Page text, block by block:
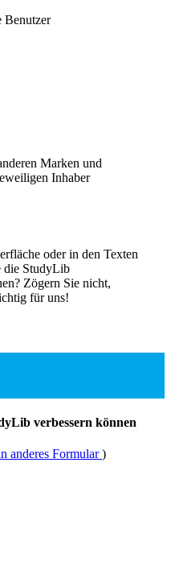
Benutzer
Marken und
Inhaber
oder in den Texten
die StudyLib
Zögern Sie nicht,
für uns!
verbessern können
anderes Formular)